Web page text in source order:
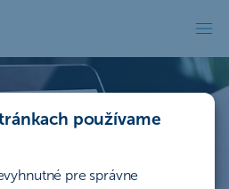
používame
pre správne